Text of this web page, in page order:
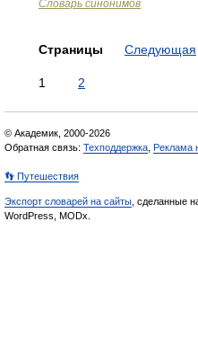
Словарь синонимов
Страницы Следующая
1 2
© Академик, 2000-2026
Обратная связь: Техподдержка Реклама
👣 Путешествия
Экспорт словарей на сайты , сделанные
WordPress, MODx.